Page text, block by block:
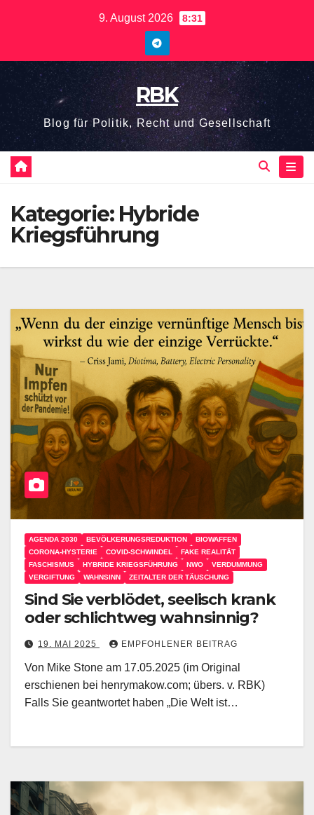
9. August 2026 8:31
RBK
Blog für Politik, Recht und Gesellschaft
Kategorie: Hybride
Kriegsführung
AGENDA 2030 BEVÖLKERUNGSREDUKTION
BIOWAFFEN
CORONA-HYSTERIE
COVID-SCHWINDEL
FAKE REALITÄT
FASCHISMUS
HYBRIDE KRIEGSFÜHRUNG NWO
VERDUMMUNG
VERGIFTUNG
WAHNSINN ZEITALTER DER TÄUSCHUNG
Sind Sie verblödet, seelisch krank
oder schlichtweg wahnsinnig?
19. MAI 2025 EMPFOHLENER BEITRAG
Von Mike Stone am 17.05.2025 (im Original
erschienen bei henrymakow.com; übers. v. RBK)
Falls Sie geantwortet haben „Die Welt ist…